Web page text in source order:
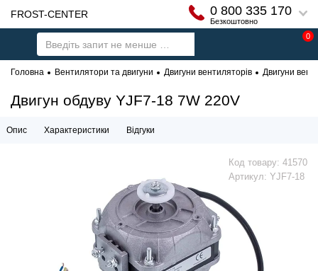
FROST-CENTER 0 800 335 170
Безкоштовно
0
Головна Вентилятори та двигуни Двигуни вентиляторів Двигуни
Двигун обдуву YJF7-18 7W 220V
Опис Характеристики Відгуки
Код товару: 41570
Артикул: YJF7-18